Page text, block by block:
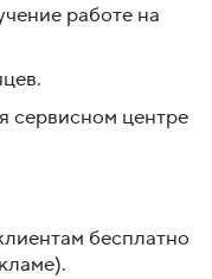
работе на
сервисном центре
бесплатно